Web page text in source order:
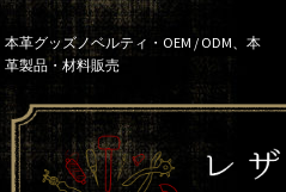
Skip
to
navigation
Skip
to
content
本革グッズノベルティ・OEM / ODM、本
革製品・材料販売
お買い物ガイド
本革グッズ